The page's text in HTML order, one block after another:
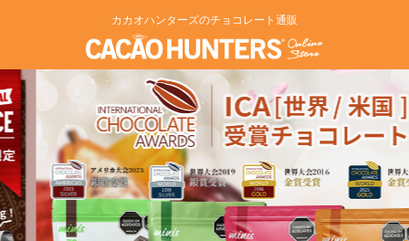
カカオハンターズのチョコレート通販